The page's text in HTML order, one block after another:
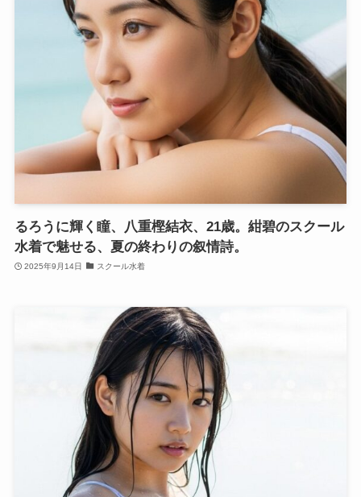
るろうに輝く瞳、八重樫結衣、21歳。紺碧のスクール
水着で魅せる、夏の終わりの叙情詩。
2025年9月14日 スクール水着